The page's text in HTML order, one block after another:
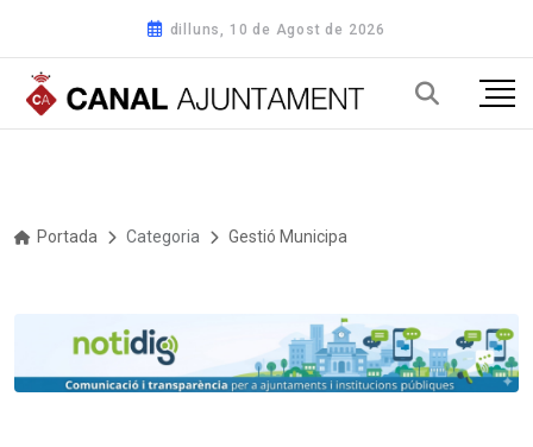
dilluns, 10 de Agost de 2026
Portada Categoria Gestió Municipal